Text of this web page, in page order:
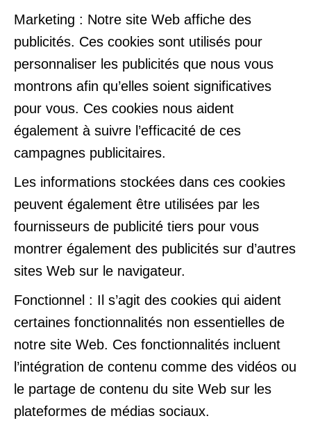
Marketing : Notre site Web affiche des
publicités. Ces cookies sont utilisés pour
personnaliser les publicités que nous vous
montrons afin qu’elles soient significatives
pour vous. Ces cookies nous aident
également à suivre l’efficacité de ces
campagnes publicitaires.
Les informations stockées dans ces cookies
peuvent également être utilisées par les
fournisseurs de publicité tiers pour vous
montrer également des publicités sur d’autres
sites Web sur le navigateur.
Fonctionnel : Il s’agit des cookies qui aident
certaines fonctionnalités non essentielles de
notre site Web. Ces fonctionnalités incluent
l’intégration de contenu comme des vidéos ou
le partage de contenu du site Web sur les
plateformes de médias sociaux.